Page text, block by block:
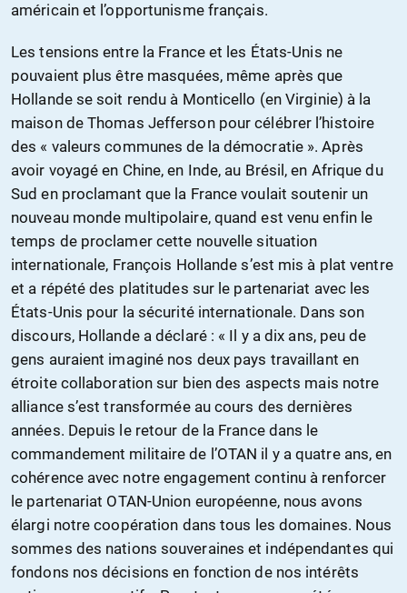
américain et l’opportunisme français.
Les tensions entre la France et les États-Unis ne
pouvaient plus être masquées, même après que
Hollande se soit rendu à Monticello (en Virginie) à la
maison de Thomas Jefferson pour célébrer l’histoire
des « valeurs communes de la démocratie ». Après
avoir voyagé en Chine, en Inde, au Brésil, en Afrique du
Sud en proclamant que la France voulait soutenir un
nouveau monde multipolaire, quand est venu enfin le
temps de proclamer cette nouvelle situation
internationale, François Hollande s’est mis à plat ventre
et a répété des platitudes sur le partenariat avec les
États-Unis pour la sécurité internationale. Dans son
discours, Hollande a déclaré : « Il y a dix ans, peu de
gens auraient imaginé nos deux pays travaillant en
étroite collaboration sur bien des aspects mais notre
alliance s’est transformée au cours des dernières
années. Depuis le retour de la France dans le
commandement militaire de l’OTAN il y a quatre ans, en
cohérence avec notre engagement continu à renforcer
le partenariat OTAN-Union européenne, nous avons
élargi notre coopération dans tous les domaines. Nous
sommes des nations souveraines et indépendantes qui
fondons nos décisions en fonction de nos intérêts